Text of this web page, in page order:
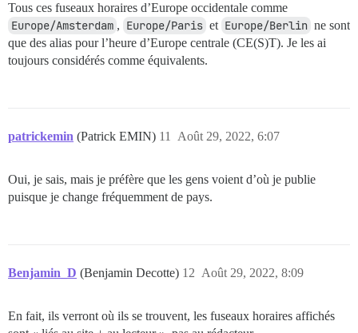
Tous ces fuseaux horaires d’Europe occidentale comme
Europe/Amsterdam , Europe/Paris et Europe/Berlin ne sont
que des alias pour l’heure d’Europe centrale (CE(S)T). Je les ai
toujours considérés comme équivalents.
patrickemin (Patrick EMIN) Août 29, 2022, 6:07
11
Oui, je sais, mais je préfère que les gens voient d’où je publie
puisque je change fréquemment de pays.
Benjamin_D (Benjamin Decotte) Août 29, 2022, 8:09
12
En fait, ils verront où ils se trouvent, les fuseaux horaires affichés